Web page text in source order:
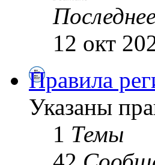
12 окт
Правила
Указаны
1 Темы